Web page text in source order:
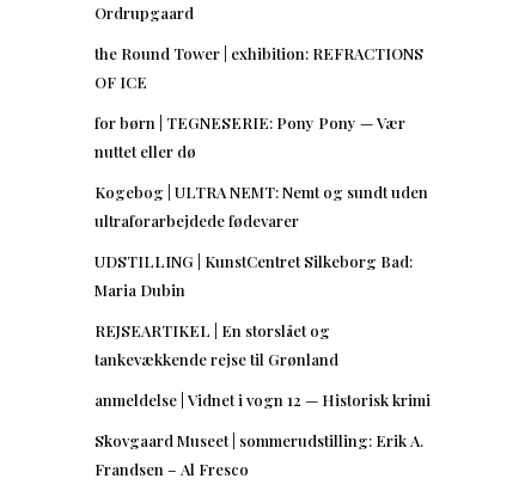
Ordrupgaard
the Round Tower | exhibition: REFRACTIONS
OF ICE
for børn | TEGNESERIE: Pony Pony — Vær
nuttet eller dø
Kogebog | ULTRA NEMT: Nemt og sundt uden
ultraforarbejdede fødevarer
UDSTILLING | KunstCentret Silkeborg Bad:
Maria Dubin
REJSEARTIKEL | En storslået og
tankevækkende rejse til Grønland
anmeldelse | Vidnet i vogn 12 — Historisk krimi
Skovgaard Museet | sommerudstilling: Erik A.
Frandsen – Al Fresco